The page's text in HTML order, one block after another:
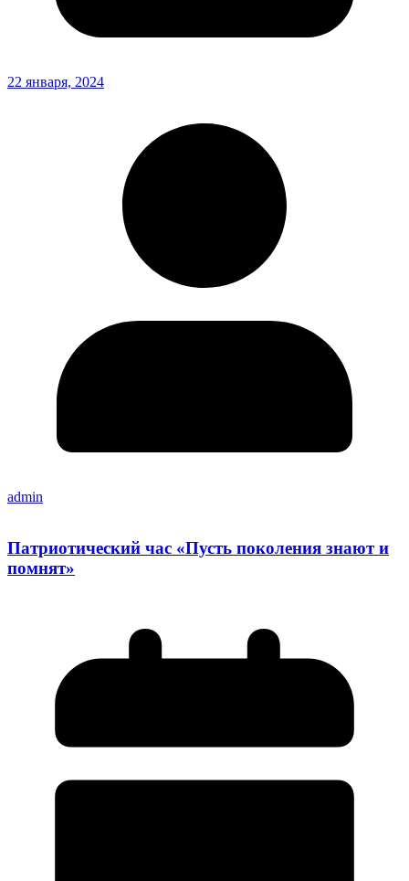
22 января, 2024
admin
Патриотический час «Пусть поколения знают и
помнят»